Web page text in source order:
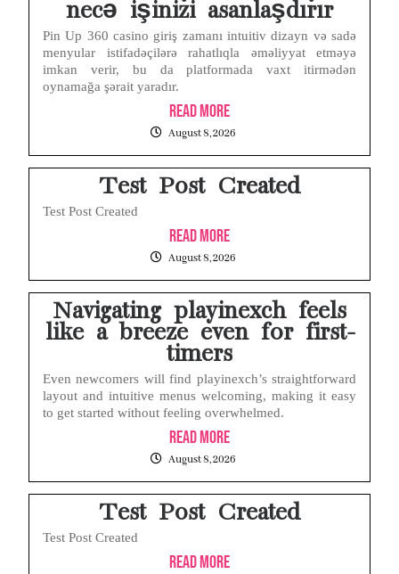
Navigating the Nuances of Live Dealer Casinos Australia for First-Time Players
Test Post Created
necə işinizi asanlaşdırır
Pin Up 360 casino giriş zamanı intuitiv dizayn və sadə
menyular istifadəçilərə rahatlıqla əməliyyat etməyə
imkan verir, bu da platformada vaxt itirmədən
oynamağa şərait yaradır.
Read More
August 8, 2026
Test Post Created
Test Post Created
Read More
August 8, 2026
Navigating playinexch feels
like a breeze even for first-
timers
Even newcomers will find playinexch’s straightforward
layout and intuitive menus welcoming, making it easy
to get started without feeling overwhelmed.
Read More
August 8, 2026
Test Post Created
Test Post Created
Read More